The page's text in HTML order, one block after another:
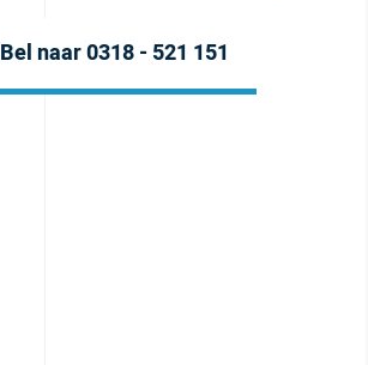
Bel naar 0318 - 521 151